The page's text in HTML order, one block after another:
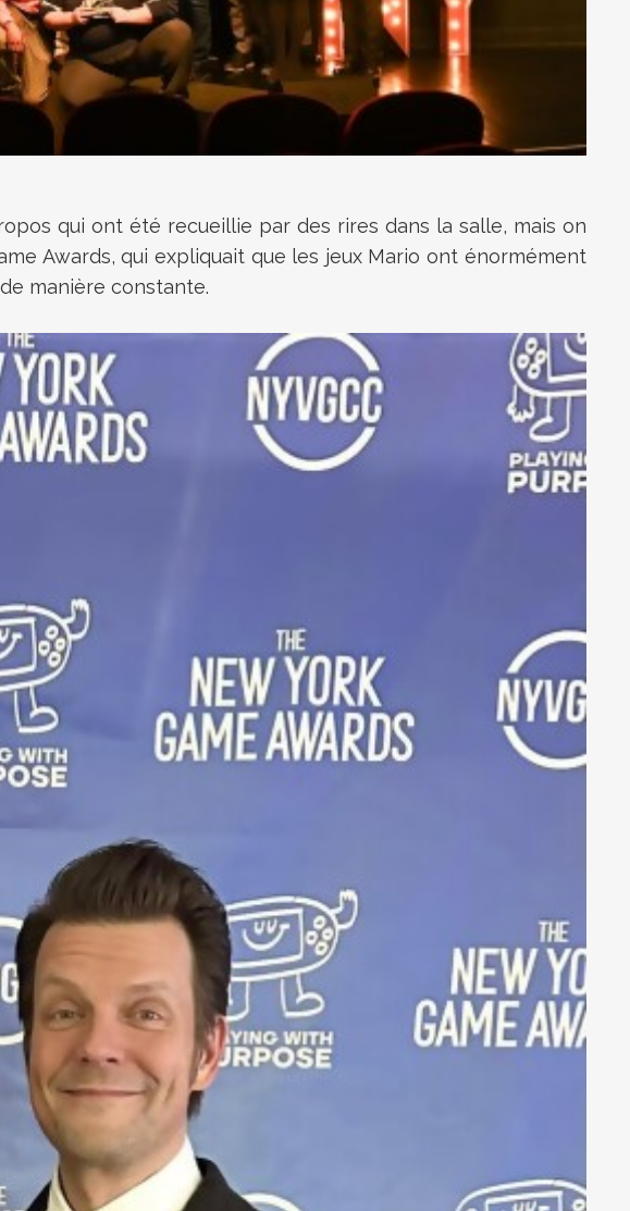
qui ont été recueillie par des rires dans la salle, mais on
Awards, qui expliquait que les jeux Mario ont énormément
manière constante.